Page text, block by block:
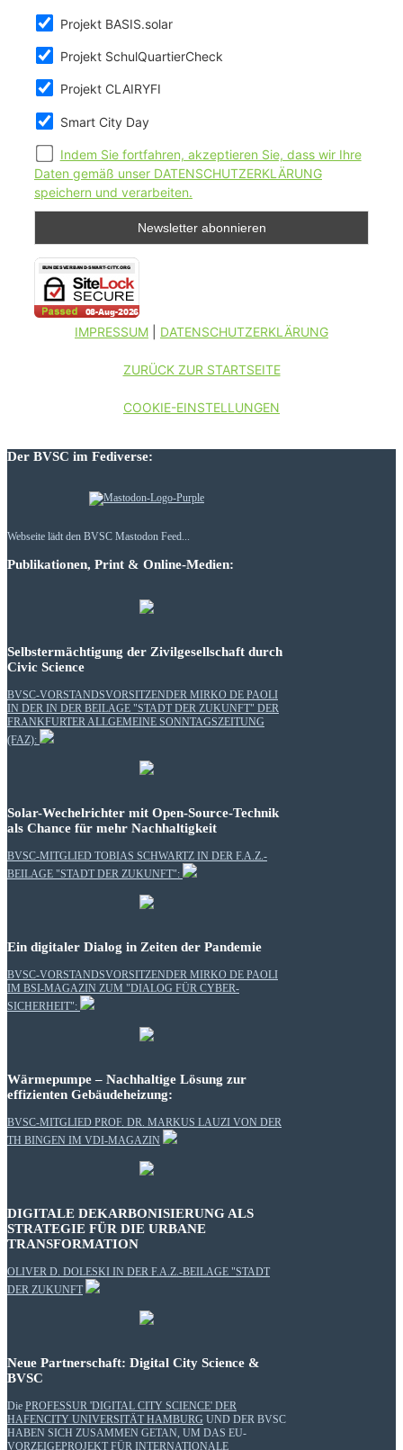
Projekt BASIS.solar
Projekt SchulQuartierCheck
Projekt CLAIRYFI
Smart City Day
Indem Sie fortfahren, akzeptieren Sie, dass wir Ihre
Daten gemäß unser DATENSCHUTZERKLÄRUNG
speichern und verarbeiten.
IMPRESSUM DATENSCHUTZERKLÄRUNG
ZURÜCK ZUR STARTSEITE
COOKIE-EINSTELLUNGEN
Der BVSC im Fediverse:
Webseite lädt den BVSC Mastodon Feed...
Publikationen, Print & Online-Medien:
Selbstermächtigung der Zivilgesellschaft durch
Civic Science
BVSC-VORSTANDSVORSITZENDER MIRKO DE PAOLI
IN DER IN DER BEILAGE "STADT DER ZUKUNFT" DER
FRANKFURTER ALLGEMEINE SONNTAGSZEITUNG
(FAZ):
Solar-Wechelrichter mit Open-Source-Technik
als Chance für mehr Nachhaltigkeit
BVSC-MITGLIED TOBIAS SCHWARTZ IN DER F.A.Z.-
BEILAGE "STADT DER ZUKUNFT":
Ein digitaler Dialog in Zeiten der Pandemie
BVSC-VORSTANDSVORSITZENDER MIRKO DE PAOLI
IM BSI-MAGAZIN ZUM "DIALOG FÜR CYBER-
SICHERHEIT":
Wärmepumpe – Nachhaltige Lösung zur
effizienten Gebäudeheizung:
BVSC-MITGLIED PROF. DR. MARKUS LAUZI VON DER
TH BINGEN IM VDI-MAGAZIN
DIGITALE DEKARBONISIERUNG ALS
STRATEGIE FÜR DIE URBANE
TRANSFORMATION
OLIVER D. DOLESKI IN DER F.A.Z.-BEILAGE "STADT
DER ZUKUNFT
Neue Partnerschaft: Digital City Science &
BVSC
Die PROFESSUR 'DIGITAL CITY SCIENCE' DER
HAFENCITY UNIVERSITÄT HAMBURG UND DER BVSC
HABEN SICH ZUSAMMEN GETAN, UM DAS EU-
VORZEIGEPROJEKT FÜR INTERNATIONALE